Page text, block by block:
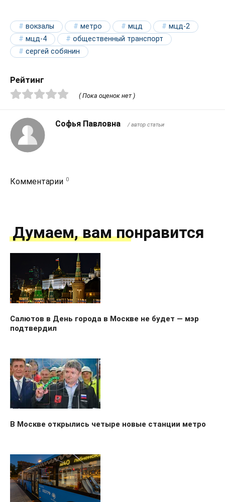
вокзалы метро мцд
мцд-2
мцд-4
общественный транспорт
сергей собянин
Рейтинг
( Пока оценок нет )
Софья Павловна / автор статьи
Комментарии 0
Думаем, вам понравится
Салютов в День города в Москве не будет — мэр
подтвердил
В Москве открылись четыре новые станции метро